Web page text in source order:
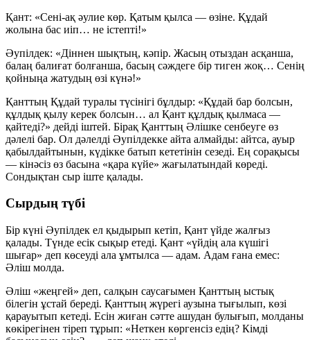
Қант: «Сені-ақ әулие көр. Қатым қылса — өзіне. Құдай
жолына бас иіп… не істепті!»
Әупілдек: «Діннен шықтың, кәпір. Жасың отыздан асқанша,
балаң балиғат болғанша, басың сәждеге бір тиген жоқ… Сенің
қойныңа жатудың өзі күнә!»
Қанттың Құдай туралы түсінігі бұлдыр: «Құдай бар болсын,
құлдық қылу керек болсын… ал Қант құлдық қылмаса —
қайтеді?» дейді іштей. Бірақ Қанттың Әлішке сенбеуге өз
дәлелі бар. Ол дәлелді Әупілдекке айта алмайды: айтса, ауыр
қабылдайтынын, күдікке батып кететінін сезеді. Ең сорақысы
— кінәсіз өз басына «қара күйе» жағылатындай көреді.
Сондықтан сыр іште қалады.
Сырдың түбі
Бір күні Әупілдек ел қыдырып кетіп, Қант үйде жалғыз
қалады. Түнде есік сықыр етеді. Қант «үйдің ала күшігі
шығар» деп көсеуді ала ұмтылса — адам. Адам ғана емес:
Әліш молда.
Әліш «жеңгей» деп, салқын саусағымен Қанттың ыстық
білегін ұстай береді. Қанттың жүрегі аузына тығылып, көзі
қарауытып кетеді. Есін жиған сәтте ашудан булығып, молданы
көкірегінен тіреп тұрып: «Неткен көргенсіз едің? Кімді